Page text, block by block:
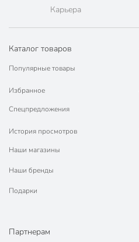
Карьера
Каталог товаров
Популярные товары
Избранное
Спецпредложения
История просмотров
Наши магазины
Наши бренды
Подарки
Партнерам